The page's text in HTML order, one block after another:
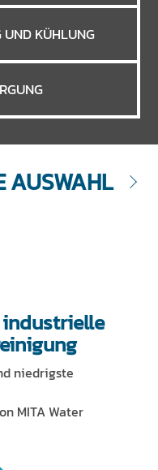
UND KÜHLUNG
AUSWAHL
niedrigste
MITA Water